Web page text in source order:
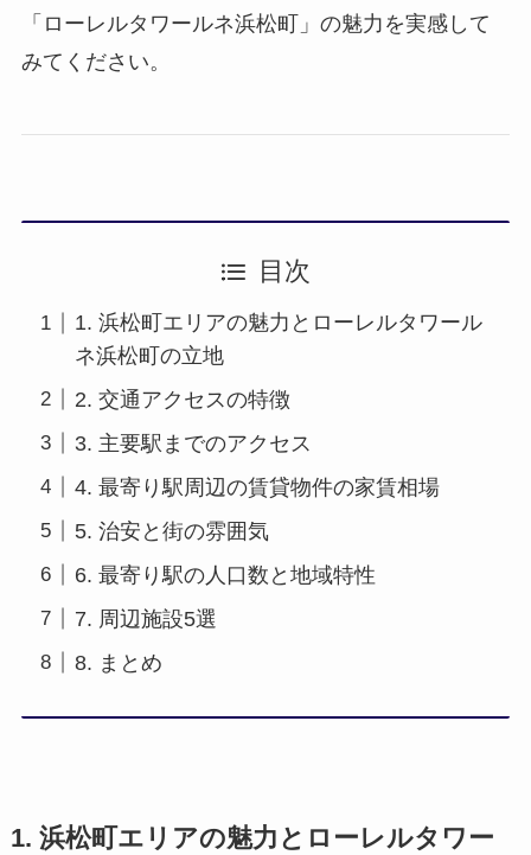
「ローレルタワールネ浜松町」の魅力を実感して
みてください。
目次
1. 浜松町エリアの魅力とローレルタワール
ネ浜松町の立地
2. 交通アクセスの特徴
3. 主要駅までのアクセス
4. 最寄り駅周辺の賃貸物件の家賃相場
5. 治安と街の雰囲気
6. 最寄り駅の人口数と地域特性
7. 周辺施設5選
8. まとめ
1. 浜松町エリアの魅力とローレルタワー